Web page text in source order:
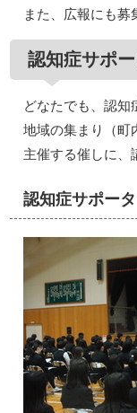
また、広報にも募
認知症サポ
どなたでも、認知
地域の集まり（町
主催する催しに、
認知症サポー